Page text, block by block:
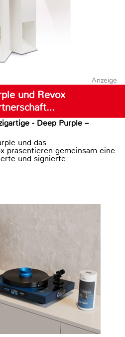
Anzeige
und Revox
- Deep Purple –
und das
präsentieren gemeinsam eine
und signierte